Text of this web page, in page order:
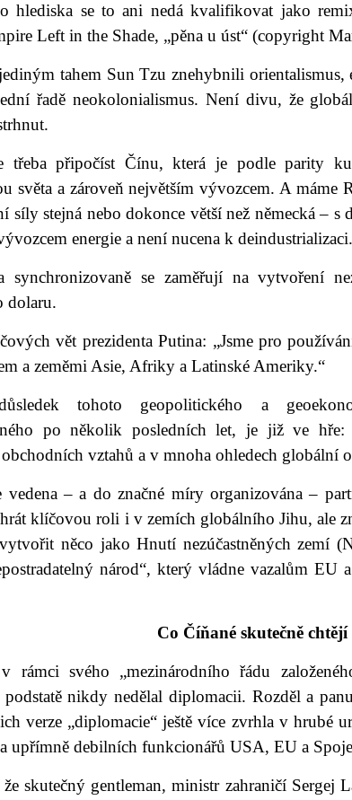
hlediska se to ani nedá kvalifikovat jako
Left in the Shade, „pěna u úst“ (copyright
tahem Sun Tzu znehybnili orientalismus,
řadě neokolonialismus. Není divu, že
připočíst Čínu, která je podle parity
světa a zároveň největším vývozcem. A máme
síly stejná nebo dokonce větší než německá – s
energie a není nucena k deindustrializaci.
synchronizovaně se zaměřují na vytvoření
dolaru.
vět prezidenta Putina: „Jsme pro
a zeměmi Asie, Afriky a Latinské Ameriky.“
tohoto geopolitického a
po několik posledních let, je již ve
vztahů a v mnoha ohledech globální
vedena – a do značné míry organizována –
klíčovou roli i v zemích globálního Jihu, ale
něco jako Hnutí nezúčastněných zemí
národ“, který vládne vazalům EU
Co Číňané skutečně chtějí
rámci svého „mezinárodního řádu
nikdy nedělal diplomacii. Rozděl a
verze „diplomacie“ ještě více zvrhla v hrubé
upřímně debilních funkcionářů USA, EU a
skutečný gentleman, ministr zahraničí Sergej